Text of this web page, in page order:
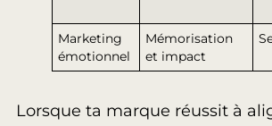
Marketing
émotionnel
Mémorisation
et impact
Lorsque ta marque réussit à